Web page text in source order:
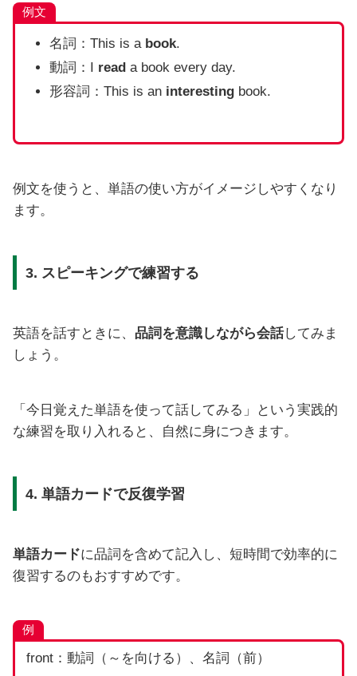
例文
名詞：This is a book.
動詞：I reada book every day.
形容詞：This is an interestingbook.
例文を使うと、単語の使い方がイメージしやすくなり
ます。
3. スピーキングで練習する
英語を話すときに、 品詞を意識しながら会話してみま
しょう。
「今日覚えた単語を使って話してみる」という実践的
な練習を取り入れると、自然に身につきます。
4. 単語カードで反復学習
単語カードに品詞を含めて記入し、短時間で効率的に
復習するのもおすすめです。
例
front：動詞（～を向ける）、名詞（前）